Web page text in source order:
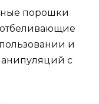
порошки
отбеливающие
и
с